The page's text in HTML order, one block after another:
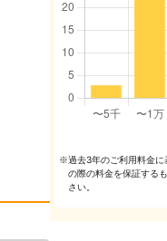
※過去3年のご利⽤料⾦
の際の料⾦を保証する
さい。